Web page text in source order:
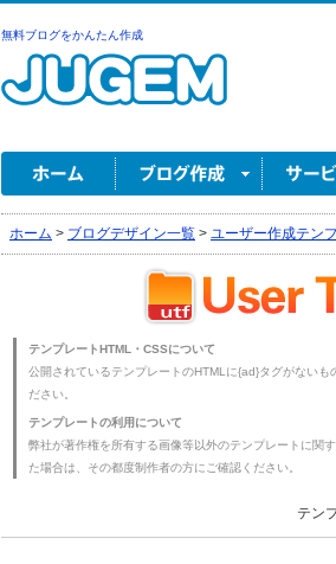
無料ブログをかんたん作成
ホーム > ブログデザイン一覧 > ユーザー作成テン
テンプレートHTML・CSSについて
公開されているテンプレートのHTMLに{ad}タグがない
ださい。
テンプレートの利用について
弊社が著作権を所有する画像等以外のテンプレートに関
た場合は、その都度制作者の方にご確認ください。
テン